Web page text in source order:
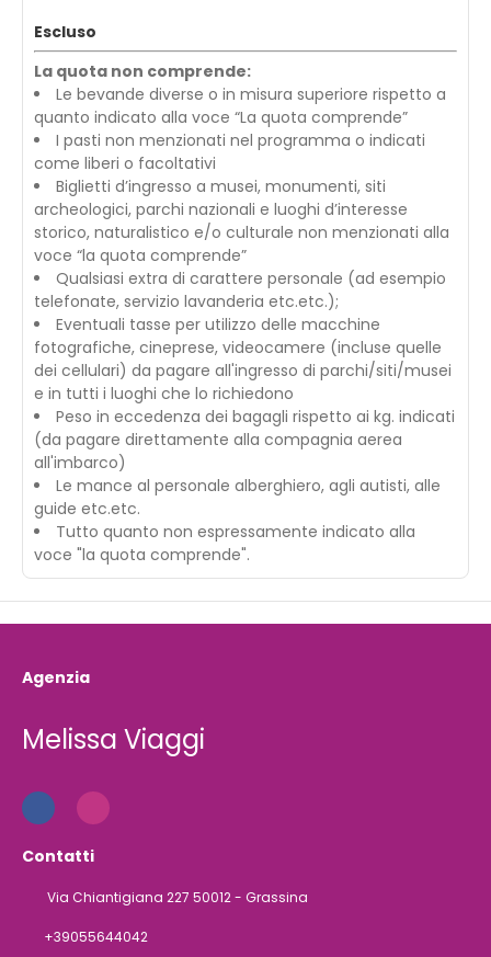
Escluso
La quota non comprende:
Le bevande diverse o in misura superiore rispetto a
quanto indicato alla voce “La quota comprende”
I pasti non menzionati nel programma o indicati
come liberi o facoltativi
Biglietti d’ingresso a musei, monumenti, siti
archeologici, parchi nazionali e luoghi d’interesse
storico, naturalistico e/o culturale non menzionati alla
voce “la quota comprende”
Qualsiasi extra di carattere personale (ad esempio
telefonate, servizio lavanderia etc.etc.);
Eventuali tasse per utilizzo delle macchine
fotografiche, cineprese, videocamere (incluse quelle
dei cellulari) da pagare all'ingresso di parchi/siti/musei
e in tutti i luoghi che lo richiedono
Peso in eccedenza dei bagagli rispetto ai kg. indicati
(da pagare direttamente alla compagnia aerea
all'imbarco)
Le mance al personale alberghiero, agli autisti, alle
guide etc.etc.
Tutto quanto non espressamente indicato alla
voce "la quota comprende".
Agenzia
Melissa Viaggi
Contatti
Via Chiantigiana 227 50012 - Grassina
+39055644042